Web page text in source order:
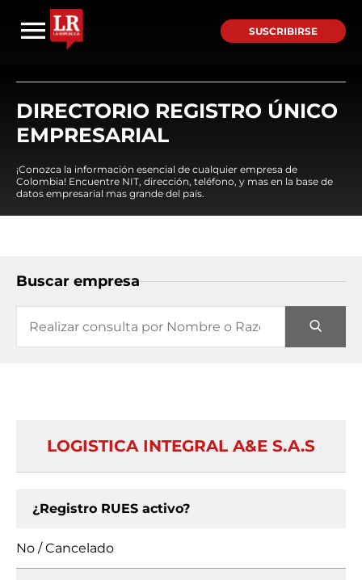
SUSCRIBIRSE
DIRECTORIO REGISTRO ÚNICO
EMPRESARIAL
¡Conozca la información esencial de cualquier empresa de
Colombia! Encuentre NIT, dirección, teléfono, y mas en la base de
datos empresarial mas grande del país.
Buscar empresa
LOGISTICA INTEGRAL A&E S.A.S
¿Registro RUES activo?
No / Cancelado